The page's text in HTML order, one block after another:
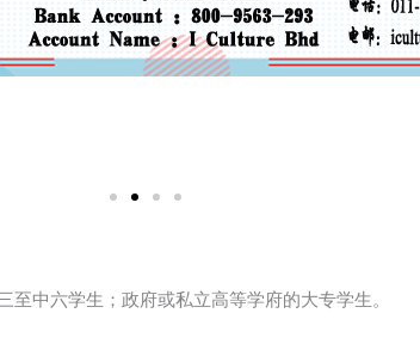
中六学生；政府或私立高等学府的大专学生。